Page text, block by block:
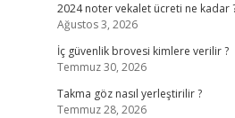
2024 noter vekalet ücreti ne kadar
Ağustos 3, 2026
İç güvenlik brovesi kimlere verilir ?
Temmuz 30, 2026
Takma göz nasıl yerleştirilir ?
Temmuz 28, 2026